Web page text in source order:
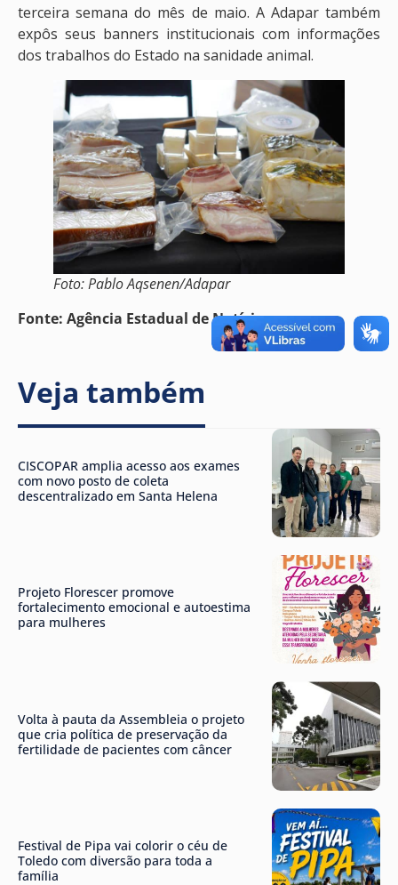
terceira semana do mês de maio. A Adapar também
expôs seus banners institucionais com informações
dos trabalhos do Estado na sanidade animal.
Foto: Pablo Aqsenen/Adapar
Fonte: Agência Estadual de Notícias
Veja também
CISCOPAR amplia acesso aos exames
com novo posto de coleta
descentralizado em Santa Helena
Projeto Florescer promove
fortalecimento emocional e autoestima
para mulheres
Volta à pauta da Assembleia o projeto
que cria política de preservação da
fertilidade de pacientes com câncer
Festival de Pipa vai colorir o céu de
Toledo com diversão para toda a
família